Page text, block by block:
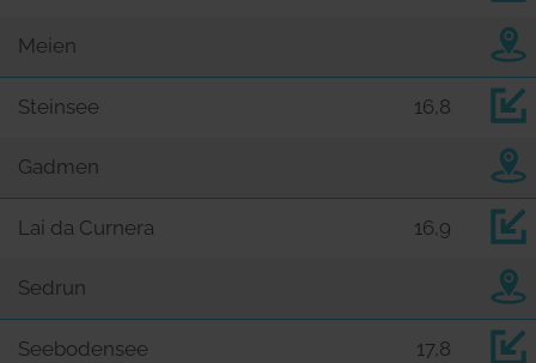
Meien
Steinsee 16,8
Gadmen
Lai da Curnera 16,9
Sedrun
Seebodensee 17,8